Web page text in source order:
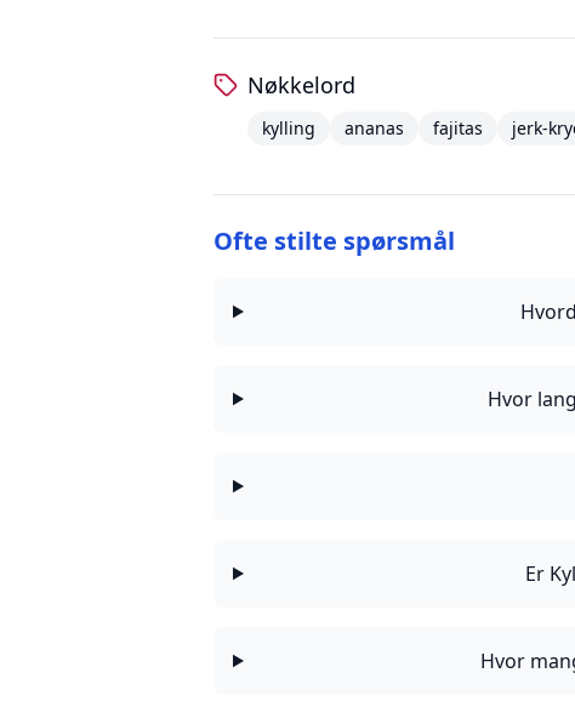
Nøkkelord
kylling ananas fajitas jerk-
Ofte stilte spørsmål
Hvor
Er
Hvor